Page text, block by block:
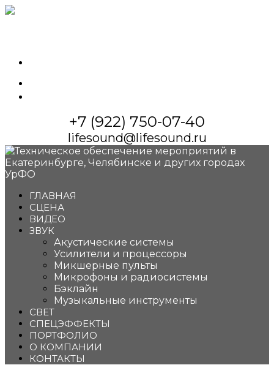
+7 (922) 750-07-40
lifesound@lifesound.ru
ГЛАВНАЯ
СЦЕНА
ВИДЕО
ЗВУК
Акустические системы
Усилители и процессоры
Микшерные пульты
Микрофоны и радиосистемы
Бэклайн
Музыкальные инструменты
СВЕТ
СПЕЦЭФФЕКТЫ
ПОРТФОЛИО
О КОМПАНИИ
КОНТАКТЫ